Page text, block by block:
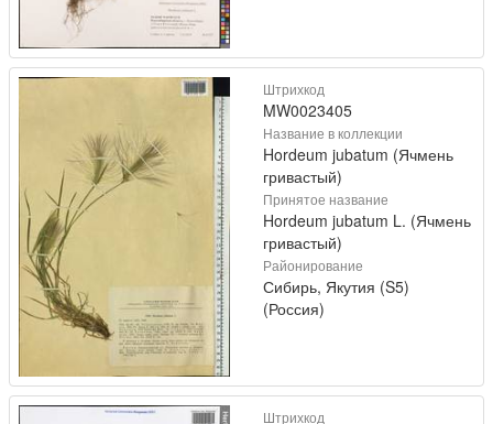
Штрихкод
MW0023405
Название в коллекции
Hordeum jubatum (Ячмень
гривастый)
Принятое название
Hordeum jubatum L. (Ячмень
гривастый)
Районирование
Сибирь, Якутия (S5)
(Россия)
Штрихкод